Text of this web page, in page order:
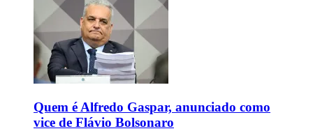
Quem é Alfredo Gaspar, anunciado como
vice de Flávio Bolsonaro